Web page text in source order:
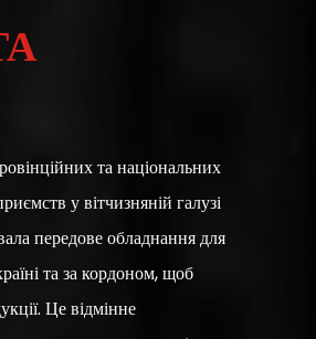
та національних
у вітчизняній галузі
передове обладнання для
та за кордоном, щоб
Це відмінне